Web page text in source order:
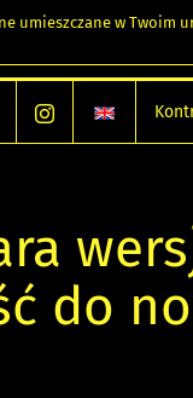
w Twoim
do